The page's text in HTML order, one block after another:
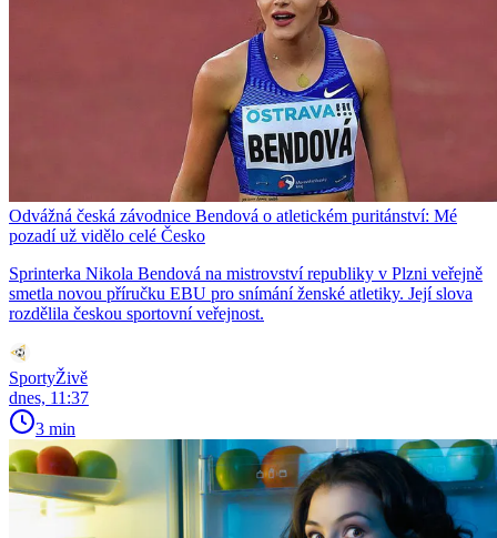
Odvážná česká závodnice Bendová o atletickém puritánství: Mé
pozadí už vidělo celé Česko
Sprinterka Nikola Bendová na mistrovství republiky v Plzni veřejně
smetla novou příručku EBU pro snímání ženské atletiky. Její slova
rozdělila českou sportovní veřejnost.
SportyŽivě
dnes, 11:37
3 min